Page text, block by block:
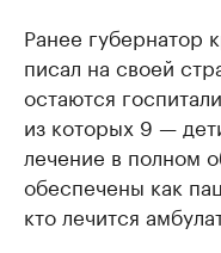
Ранее губернатор
писал на своей
остаются
из которых 9 —
лечение в полном
обеспечены как
кто лечится